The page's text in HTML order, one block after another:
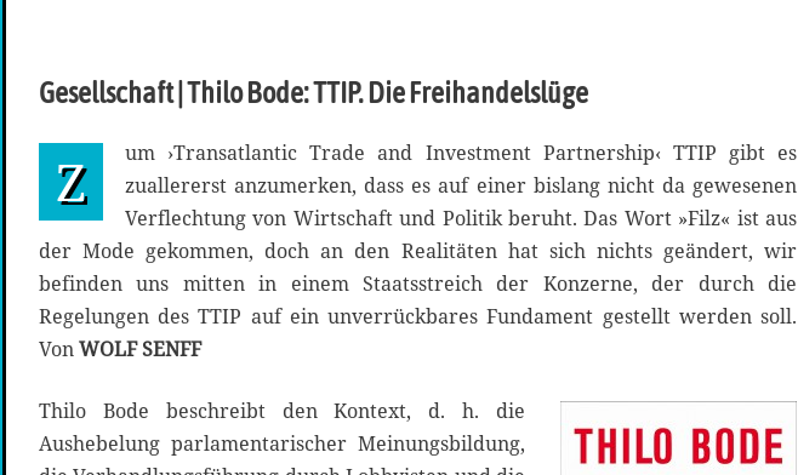
Gesellschaft | Thilo Bode: TTIP. Die Freihandelslüge
Z
um ›Transatlantic Trade and Investment Partnership‹ TTIP gibt es
zuallererst anzumerken, dass es auf einer bislang nicht da gewesenen
Verflechtung von Wirtschaft und Politik beruht. Das Wort »Filz« ist aus
der Mode gekommen, doch an den Realitäten hat sich nichts geändert, wir
befinden uns mitten in einem Staatsstreich der Konzerne, der durch die
Regelungen des TTIP auf ein unverrückbares Fundament gestellt werden soll.
VonWOLF SENFF
Thilo Bode beschreibt den Kontext, d. h. die
Aushebelung parlamentarischer Meinungsbildung,